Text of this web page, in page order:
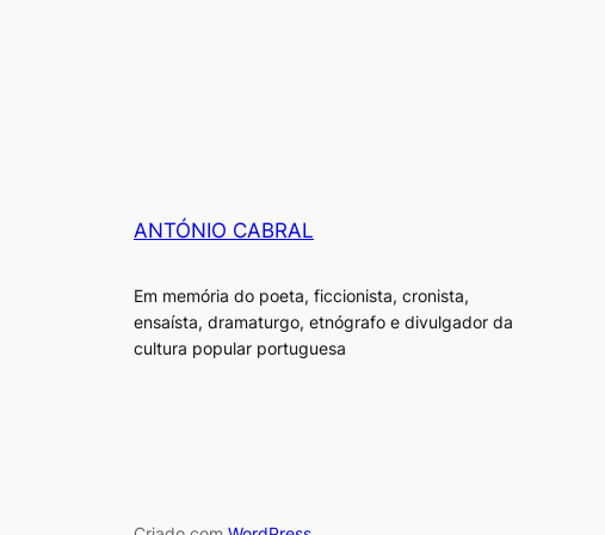
ANTÓNIO CABRAL
Em memória do poeta, ficcionista, cronista,
ensaísta, dramaturgo, etnógrafo e divulgador da
cultura popular portuguesa